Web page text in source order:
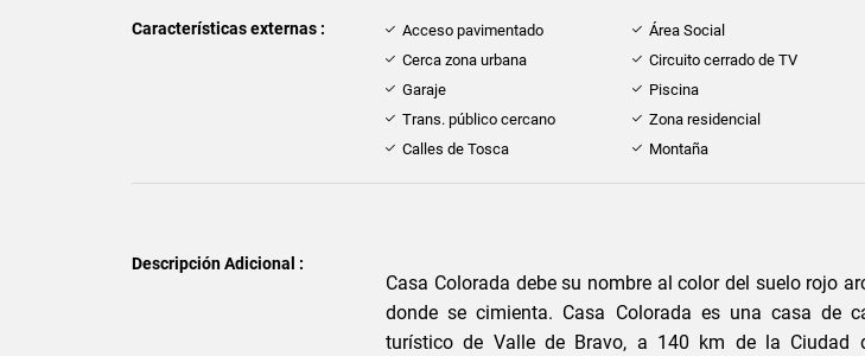
Características externas : Acceso pavimentado Área Social
Cerca zona urbana
Circuito cerrado de TV
Garaje
Piscina
Trans. público cercano
Zona residencial
Calles de Tosca
Montaña
Descripción Adicional :
Casa Colorada debe su nombre al color del suelo rojo
donde se cimienta. Casa Colorada es una casa de
turístico de Valle de Bravo, a 140 km de la Ciudad